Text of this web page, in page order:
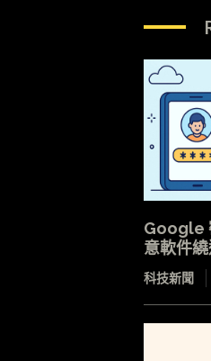
Google
意軟件
科技新聞